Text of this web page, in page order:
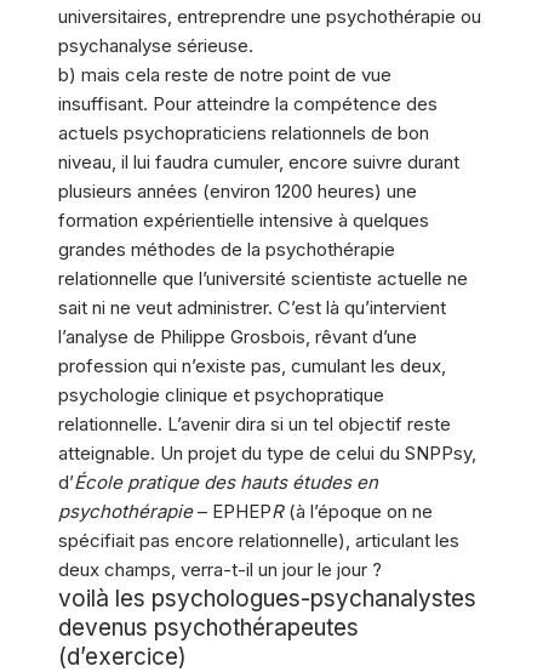
universitaires, entreprendre une psychothérapie ou
psychanalyse sérieuse.
b) mais cela reste de notre point de vue
insuffisant. Pour atteindre la compétence des
actuels psychopraticiens relationnels de bon
niveau, il lui faudra cumuler, encore suivre durant
plusieurs années (environ 1200 heures) une
formation expérientielle intensive à quelques
grandes méthodes de la psychothérapie
relationnelle que l’université scientiste actuelle ne
sait ni ne veut administrer. C’est là qu’intervient
l’analyse de Philippe Grosbois, rêvant d’une
profession qui n’existe pas, cumulant les deux,
psychologie clinique et psychopratique
relationnelle. L’avenir dira si un tel objectif reste
atteignable. Un projet du type de celui du SNPPsy,
d’École pratique des hauts études en
psychothérapie– EPHEPR(à l’époque on ne
spécifiait pas encore relationnelle), articulant les
deux champs, verra-t-il un jour le jour ?
voilà les psychologues-psychanalystes
devenus psychothérapeutes
(d’exercice)